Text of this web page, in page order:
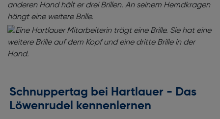
Schnuppertag bei Hartlauer - Das
Löwenrudel kennenlernen